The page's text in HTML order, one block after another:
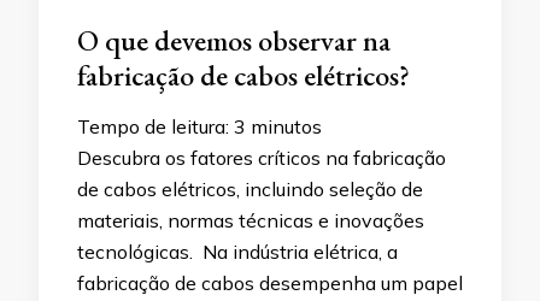
O que devemos observar na
fabricação de cabos elétricos?
Tempo de leitura: 3 minutos
Descubra os fatores críticos na fabricação
de cabos elétricos, incluindo seleção de
materiais, normas técnicas e inovações
tecnológicas. Na indústria elétrica, a
fabricação de cabos desempenha um papel